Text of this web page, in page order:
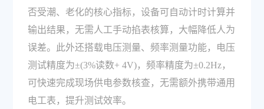
否受潮、老化的核心指标，设备可自动计时计算并
输出结果，无需人工手动掐表核算，大幅降低人为
误差。此外还搭载电压测量、频率测量功能，电压
测试精度为±(3%读数+ 4V)，频率精度为±0.2Hz，
可快速完成现场供电参数核查，无需额外携带通用
电工表，提升测试效率。